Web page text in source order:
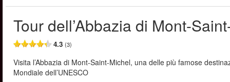
Tour dell’Abbazia di Mont-
4.3 (3)
Visita l’Abbazia di Mont-Saint-Michel, una delle più famose
Mondiale dell’UNESCO